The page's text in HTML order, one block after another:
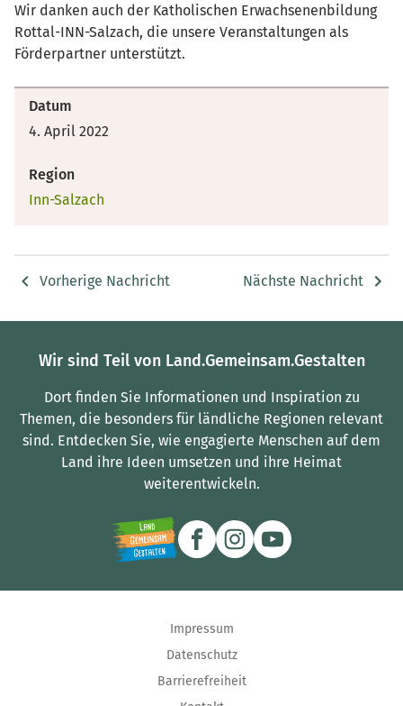
Wir danken auch der Katholischen Erwachsenenbildung
Rottal-INN-Salzach, die unsere Veranstaltungen als
Förderpartner unterstützt.
Datum
4. April 2022
Region
Inn-Salzach
Vorherige Nachricht Nächste Nachricht
Wir sind Teil von Land.Gemeinsam.Gestalten
Dort finden Sie Informationen und Inspiration zu
Themen, die besonders für ländliche Regionen relevant
sind. Entdecken Sie, wie engagierte Menschen auf dem
Land ihre Ideen umsetzen und ihre Heimat
weiterentwickeln.
Impressum
Datenschutz
Barrierefreiheit